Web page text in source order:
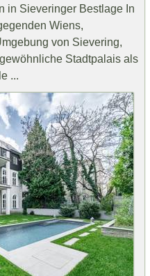
in Sieveringer Bestlage In
Wiens,
von Sievering,
Stadtpalais als
...